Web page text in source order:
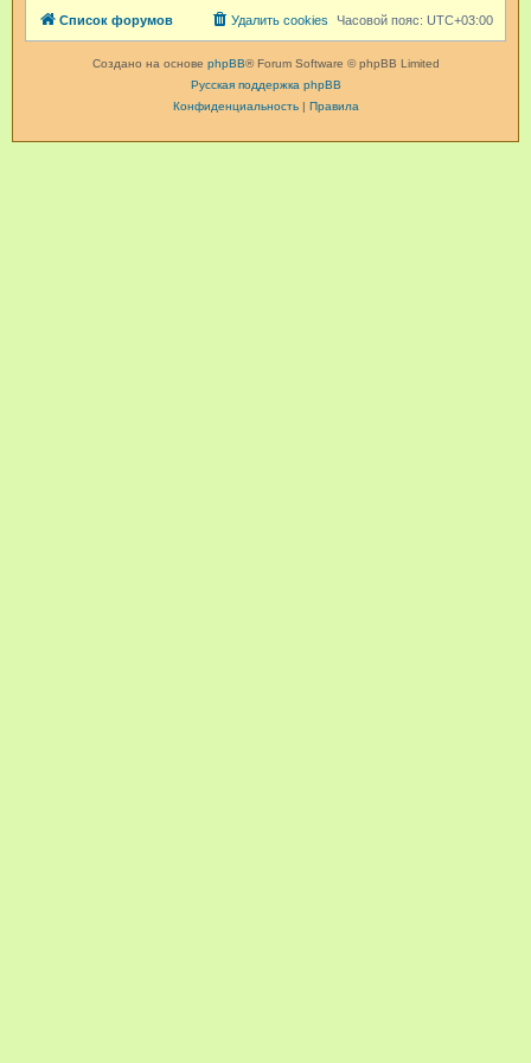
Список форумов Часовой пояс: UTC+03:00
Удалить cookies
Создано на основе phpBB® Forum Software © phpBB Limited
Русская поддержка phpBB
Конфиденциальность| Правила